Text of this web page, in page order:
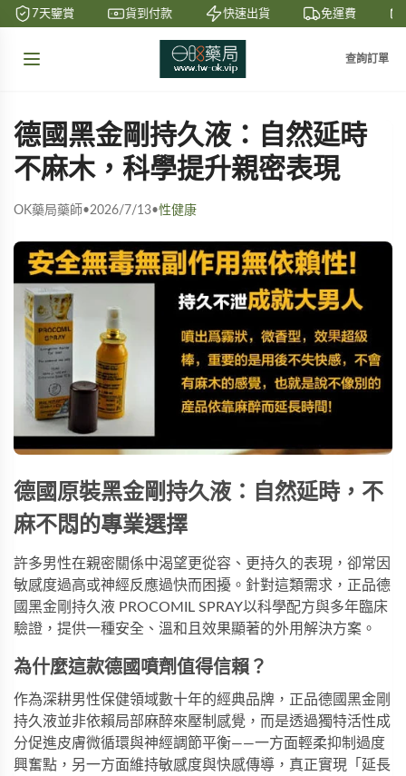
7天鑒賞 貨到付款 快速出貨 免運費
查詢訂單
德國黑金剛持久液：自然延時
不麻木，科學提升親密表現
OK藥局藥師•2026/7/13•性健康
德國原裝黑金剛持久液：自然延時，不
麻不悶的專業選擇
許多男性在親密關係中渴望更從容、更持久的表現，卻常因
敏感度過高或神經反應過快而困擾。針對這類需求， 正品德
國黑金剛持久液 PROCOMIL SPRAY以科學配方與多年臨床
驗證，提供一種安全、溫和且效果顯著的外用解決方案。
為什麼這款德國噴劑值得信賴？
作為深耕男性保健領域數十年的經典品牌， 正品德國黑金剛
持久液並非依賴局部麻醉來壓制感覺，而是透過獨特活性成
分促進皮膚微循環與神經調節平衡——一方面輕柔抑制過度
興奮點，另一方面維持敏感度與快感傳導，真正實現「延長